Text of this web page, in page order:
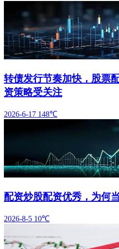
转债发行节奏加快，股票
资策略受关注
2026-6-17 148℃
配资炒股配资优秀，为何
2026-8-5 10℃